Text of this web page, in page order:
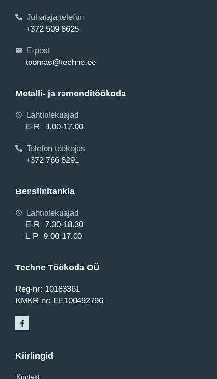
Juhataja telefon
+372 509 8625
E-post
toomas@techne.ee
Metalli- ja remonditöökoda
Lahtiolekuajad
E-R 8.00-17.00
Telefon töökojas
+372 766 8291
Bensiinitankla
Lahtiolekuajad
E-R 7.30-18.30
L-P 9.00-17.00
Techne Töökoda OÜ
Reg-nr: 10183361
KMKR nr: EE100492796
Kiirlingid
Kontakt